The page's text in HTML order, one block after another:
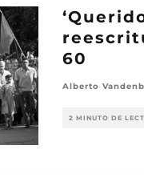
60
Alberto
2 MINUTO DE